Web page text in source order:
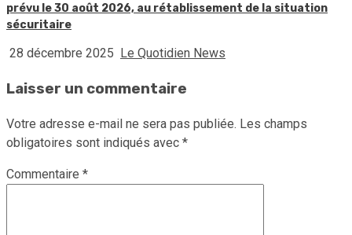
prévu le 30 août 2026, au rétablissement de la situation
sécuritaire
28 décembre 2025 Le Quotidien News
Laisser un commentaire
Votre adresse e-mail ne sera pas publiée. Les champs
obligatoires sont indiqués avec *
Commentaire *